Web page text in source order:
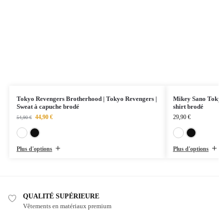
Tokyo Revengers Brotherhood | Tokyo Revengers |
Sweat à capuche brodé
54,90€ 44,90 €
Plus d'options
Mikey Sano
shirt brodé
29,90 €
Plus d'options
QUALITÉ SUPÉRIEURE
Vêtements en matériaux premium